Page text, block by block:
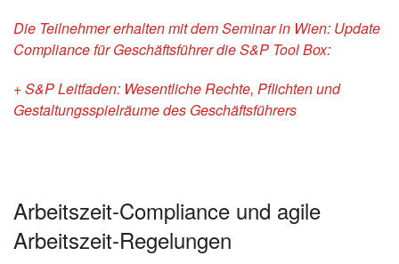
Die Teilnehmer erhalten mit dem Seminar in Wien: Update
Compliance für Geschäftsführer die S&P Tool Box:
+ S&P Leitfaden: Wesentliche Rechte, Pflichten und
Gestaltungsspielräume des Geschäftsführers
Arbeitszeit-Compliance und agile
Arbeitszeit-Regelungen